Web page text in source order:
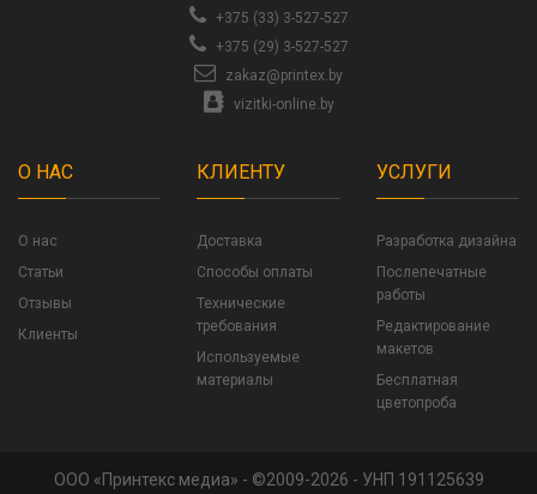
+375 (33) 3-527-527
+375 (29) 3-527-527
zakaz@printex.by
vizitki-online.by
О НАС
О нас
Статьи
Отзывы
Клиенты
КЛИЕНТУ
Доставка
Способы оплаты
Технические
требования
Используемые
материалы
УСЛУГИ
Разработка дизайна
Послепечатные
работы
Редактирование
макетов
Бесплатная
цветопроба
ООО «Принтекс медиа» - ©2009-2026 - УНП 191125639